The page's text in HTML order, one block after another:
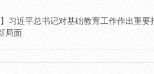
】习近平总书记对基础教育工作作出重
局面